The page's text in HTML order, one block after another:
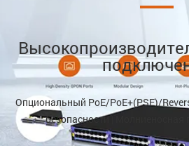
Опциональный PoE/PoE+(PSE)/
безопасности |